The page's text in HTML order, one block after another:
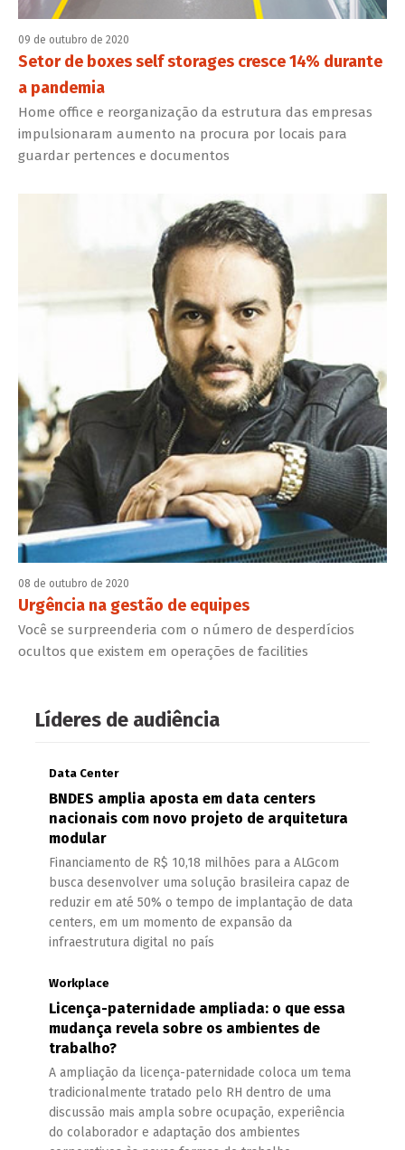
09 de outubro de 2020
Setor de boxes self storages cresce 14% durante
a pandemia
Home office e reorganização da estrutura das empresas
impulsionaram aumento na procura por locais para
guardar pertences e documentos
08 de outubro de 2020
Urgência na gestão de equipes
Você se surpreenderia com o número de desperdícios
ocultos que existem em operações de facilities
Líderes de audiência
Data Center
BNDES amplia aposta em data centers
nacionais com novo projeto de arquitetura
modular
Financiamento de R$ 10,18 milhões para a ALGcom
busca desenvolver uma solução brasileira capaz de
reduzir em até 50% o tempo de implantação de data
centers, em um momento de expansão da
infraestrutura digital no país
Workplace
Licença-paternidade ampliada: o que essa
mudança revela sobre os ambientes de
trabalho?
A ampliação da licença-paternidade coloca um tema
tradicionalmente tratado pelo RH dentro de uma
discussão mais ampla sobre ocupação, experiência
do colaborador e adaptação dos ambientes